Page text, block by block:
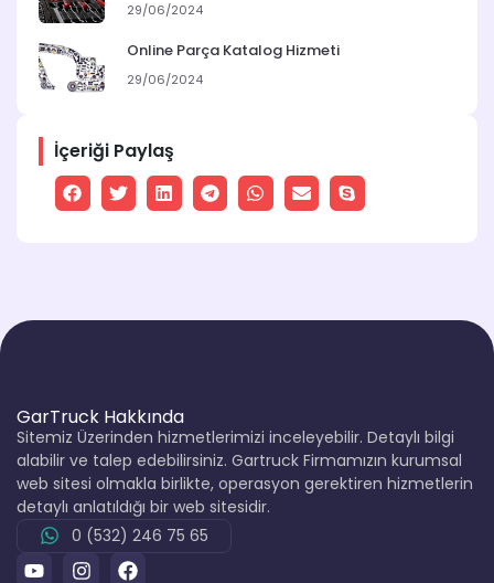
29/06/2024
Online Parça Katalog Hizmeti
29/06/2024
İçeriği Paylaş
GarTruck Hakkında
Sitemiz Üzerinden hizmetlerimizi inceleyebilir. Detaylı bilgi
alabilir ve talep edebilirsiniz. Gartruck Firmamızın kurumsal
web sitesi olmakla birlikte, operasyon gerektiren hizmetlerin
detaylı anlatıldığı bir web sitesidir.
0 (532) 246 75 65